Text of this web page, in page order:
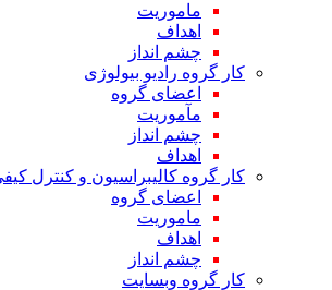
ماموریت
اهداف
چشم انداز
کار گروه رادیو بیولوژی
اعضای گروه
مآموریت
چشم انداز
اهداف
کار گروه کالیبراسیون و کنترل کیفی
اعضای گروه
ماموریت
اهداف
چشم انداز
کار گروه وبسایت